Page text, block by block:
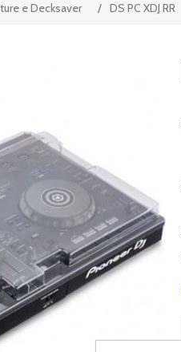
e Decksaver / DS PC XDJ RR